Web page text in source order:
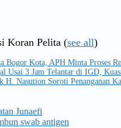
Koran Pelita (see all)
Bogor Kota, APH Minta Proses
Usai 3 Jam Telantar di IGD,
Nasution Soroti Penanganan
Junaefi
swab antigen